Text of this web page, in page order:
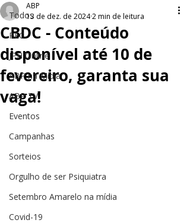
Todos
PEC
JPH Online
ABP na Mídia
ABP TV
Eventos
Campanhas
Sorteios
Orgulho de ser Psiquiatra
Setembro Amarelo na mídia
Covid-19
CBDC - Conteúdo
disponível até 10 de
fevereiro, garanta sua
vaga!
ABP
13 de dez. de 20242 min de leitura